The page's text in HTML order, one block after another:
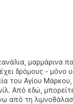
μαρμάρινα
δρόμους - μόνο
του Αγίου
Από εδώ,
από τη